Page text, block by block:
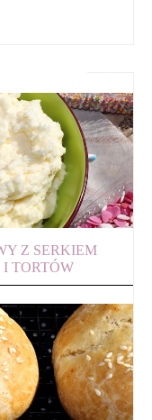
Z SERKIEM
TORTÓW